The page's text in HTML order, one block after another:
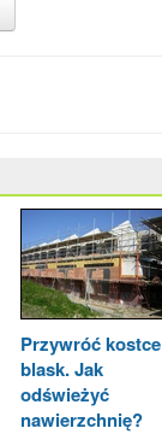
Przywróć kostce
blask. Jak
odświeżyć
nawierzchnię?